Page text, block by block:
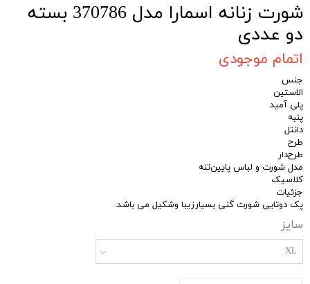
شورت زنانه اسمارا مدل 370786 بسته
دو عددی
اتمام موجودی
جنس
الاستین
پلی آمید
پنبه
دانتل
طرح
طرح‌دار
مدل شورت و لباس پایین‌تنه
کلاسیک
جزئیات
پک دوتایی شورت گنی بسیارزیبا وشکیل می باشد.
سایز
XL